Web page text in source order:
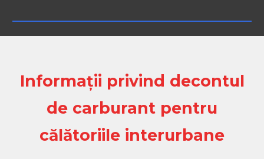
Informații privind decontul
de carburant pentru
călătoriile interurbane